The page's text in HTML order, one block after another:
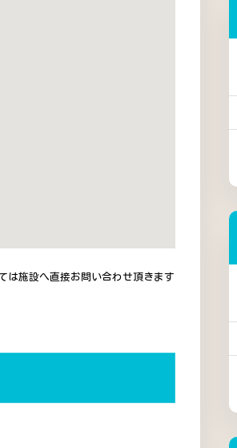
は施設へ直接お問い合わせ頂きます